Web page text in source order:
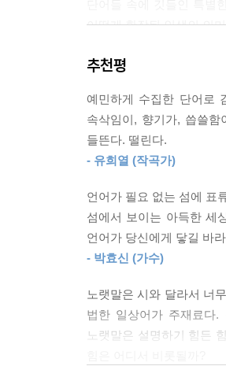
었고, 아마 앞으로도 몇
선 밖으로 나가떨어진다
순간들은 추한 것이 아니
--- p.191~192
말고부터 자유로운 유연
닌 스스로를 기특히 여기
에 길들여졌을 수많은 사
감 통장에는 쌓일 것이 없
--- p.200~201
어떻게 확장된 인생의 의
“당신을 숨 쉬게 하는 삶의
노랫말이라는 것은 시어
깊숙이 가닿는 표현을
김이나는 몸소 증명해왔
현상에도 집중하게 된
어디에서 기인하는 걸까
틀고 있다. 그리고 그것
찾아내고 그 행간 속에서
생각하게 할 뿐만 아니라,
첫 번째 ‘관계의 언어’는
당연하게도 그것은 언어
추천평
예민하게 수집한 단어로
속삭임이, 향기가, 씁쓸
들뜬다. 떨린다.
- 유희열 (작곡가)
언어가 필요 없는 섬에 표
섬에서 보이는 아득한 세
언어가 당신에게 닿길 바
- 박효신 (가수)
노랫말은 시와 달라서 너
법한 일상어가 주재료다
노랫말은 설명하기 힘든